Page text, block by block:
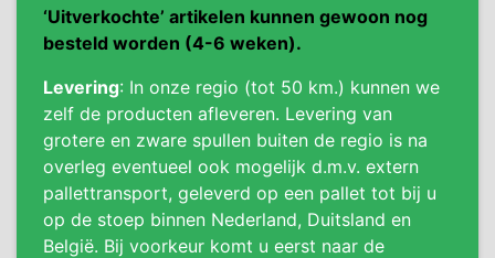
‘Uitverkochte’ artikelen kunnen gewoon nog
besteld worden (4-6 weken).
Levering: In onze regio (tot 50 km.) kunnen we
zelf de producten afleveren. Levering van
grotere en zware spullen buiten de regio is na
overleg eventueel ook mogelijk d.m.v. extern
pallettransport, geleverd op een pallet tot bij u
op de stoep binnen Nederland, Duitsland en
België. Bij voorkeur komt u eerst naar de